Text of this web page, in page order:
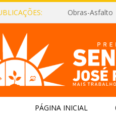
Obras-Asfalto
PÁGINA INICIAL